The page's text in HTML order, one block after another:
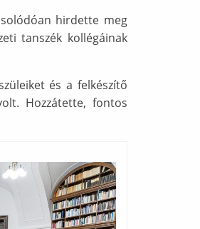
hirdette meg
tanszék kollégáinak
és a felkészítő
Hozzátette, fontos